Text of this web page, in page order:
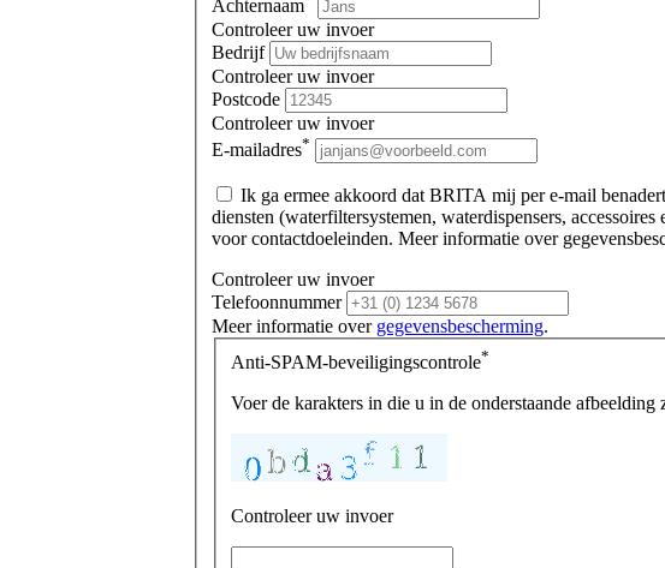
Achternaam
Controleer uw invoer
Bedrijf
Controleer uw invoer
Postcode
Controleer uw invoer
E-mailadres*
Ik ga ermee akkoord dat BRITA mij per e-mail
diensten (waterfiltersystemen, waterdispensers,
voor contactdoeleinden. Meer informatie over
Controleer uw invoer
Telefoonnummer
Meer informatie over gegevensbescherming.
Anti-SPAM-beveiligingscontrole*
Voer de karakters in die u in de onderstaande
Controleer uw invoer